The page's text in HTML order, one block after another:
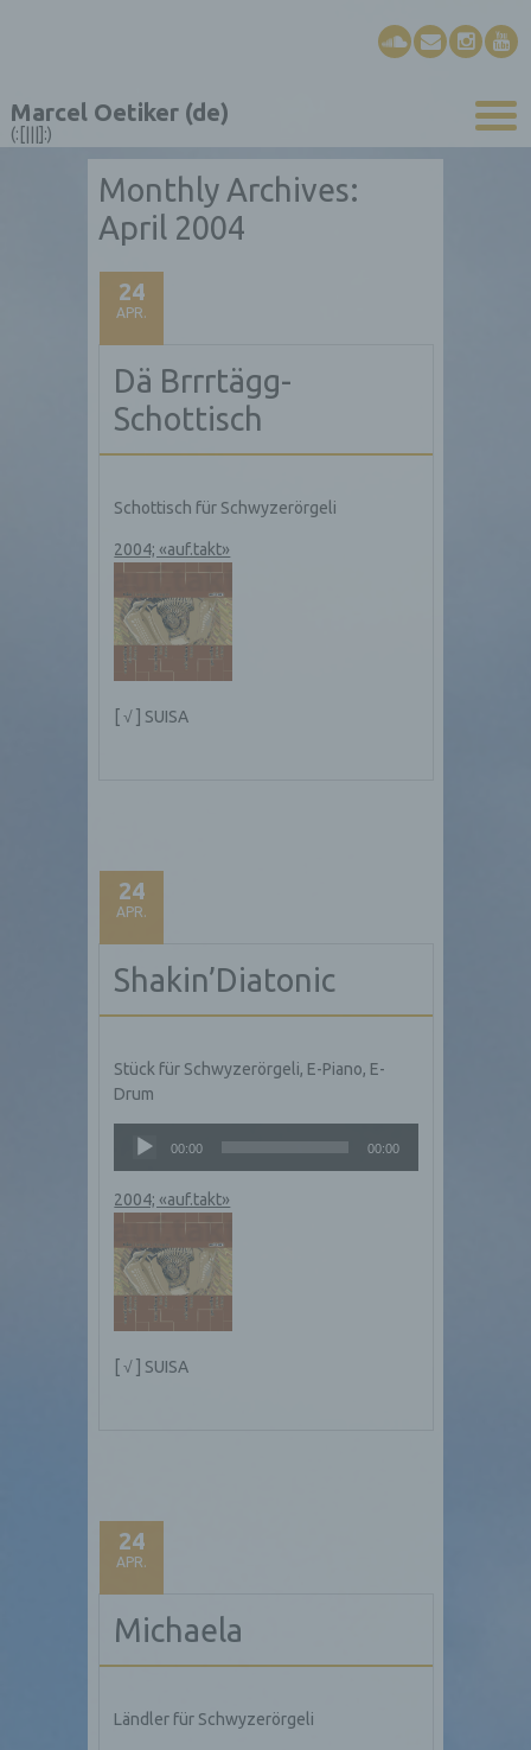
Marcel Oetiker (de)
(:[|||]:)
Monthly Archives:
April 2004
24
APR.
Dä Brrrtägg-
Schottisch
Schottisch für Schwyzerörgeli
2004; «auf.takt»
[ √ ] SUISA
24
APR.
Shakin’Diatonic
Stück für Schwyzerörgeli, E-Piano, E-
Drum
Audio-
Player
00:00 00:00
2004; «auf.takt»
[ √ ] SUISA
24
APR.
Michaela
Ländler für Schwyzerörgeli